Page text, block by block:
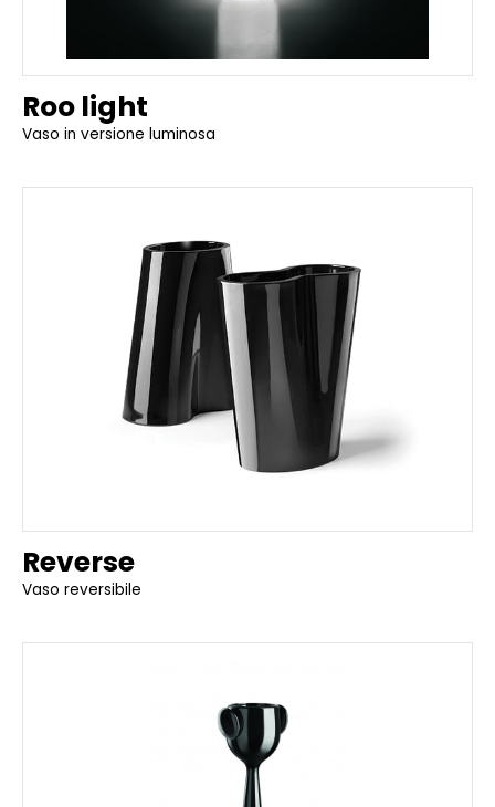
Roo light
Vaso in versione luminosa
Reverse
Vaso reversibile